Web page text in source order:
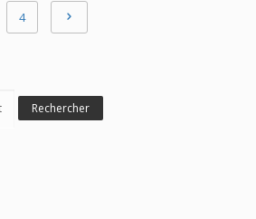
4
Rechercher